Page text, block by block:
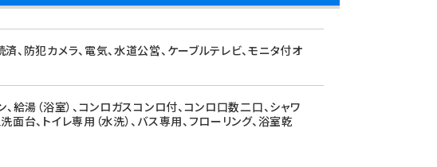
、防犯カメラ、電気、水道公営、ケーブルテレビ、モニタ付オ
給湯（浴室）、コンロガスコンロ付、コンロ口数二口、シャワ
台、トイレ専用（水洗）、バス専用、フローリング、浴室乾